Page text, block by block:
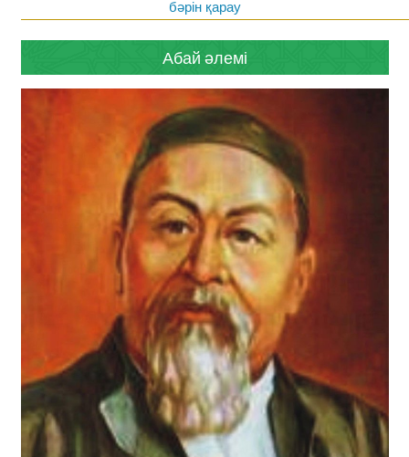
бәрін қарау
Абай әлемі